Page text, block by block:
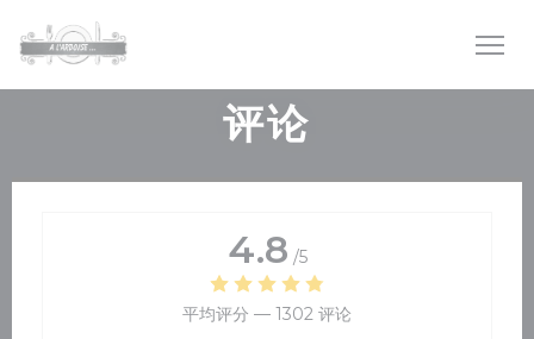
评论
4.8 /5
平均评分 — 1302 评论